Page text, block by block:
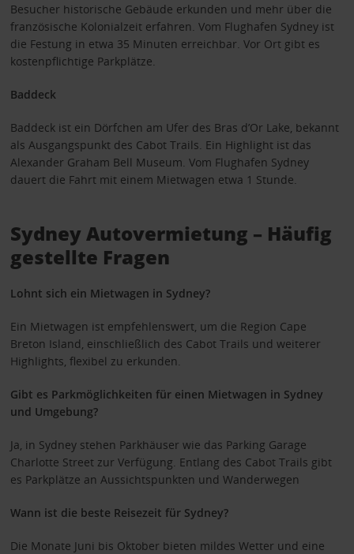
Besucher historische Gebäude erkunden und mehr über die
französische Kolonialzeit erfahren. Vom Flughafen Sydney ist
die Festung in etwa 35 Minuten erreichbar. Vor Ort gibt es
kostenpflichtige Parkplätze.
Baddeck
Baddeck ist ein Dörfchen am Ufer des Bras d’Or Lake, bekannt
als Ausgangspunkt des Cabot Trails. Ein Highlight ist das
Alexander Graham Bell Museum. Vom Flughafen Sydney
dauert die Fahrt mit einem Mietwagen etwa 1 Stunde.
Sydney Autovermietung – Häufig
gestellte Fragen
Lohnt sich ein Mietwagen in Sydney?
Ein Mietwagen ist empfehlenswert, um die Region Cape
Breton Island, einschließlich des Cabot Trails und weiterer
Highlights, flexibel zu erkunden.
Gibt es Parkmöglichkeiten für einen Mietwagen in Sydney
und Umgebung?
Ja, in Sydney stehen Parkhäuser wie das Parking Garage
Charlotte Street zur Verfügung. Entlang des Cabot Trails gibt
es Parkplätze an Aussichtspunkten und Wanderwegen
Wann ist die beste Reisezeit für Sydney?
Die Monate Juni bis Oktober bieten mildes Wetter und eine